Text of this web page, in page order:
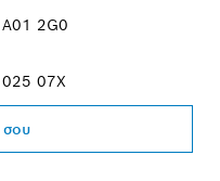
A01 2G0
025 07X
σου